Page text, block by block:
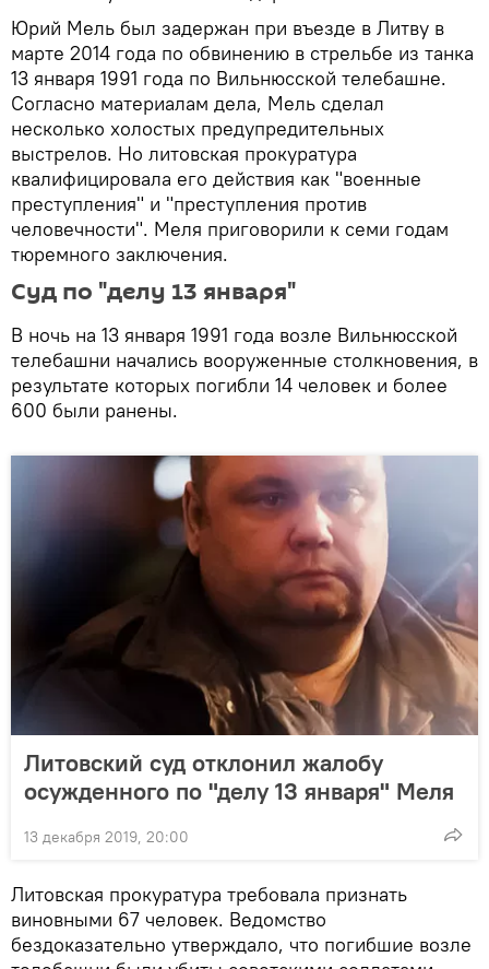
Юрий Мель был задержан при въезде в Литву в
марте 2014 года по обвинению в стрельбе из танка
13 января 1991 года по Вильнюсской телебашне.
Согласно материалам дела, Мель сделал
несколько холостых предупредительных
выстрелов. Но литовская прокуратура
квалифицировала его действия как "военные
преступления" и "преступления против
человечности". Меля приговорили к семи годам
тюремного заключения.
Суд по "делу 13 января"
В ночь на 13 января 1991 года возле Вильнюсской
телебашни начались вооруженные столкновения, в
результате которых погибли 14 человек и более
600 были ранены.
Литовский суд отклонил жалобу
осужденного по "делу 13 января" Меля
13 декабря 2019, 20:00
Литовская прокуратура требовала признать
виновными 67 человек. Ведомство
бездоказательно утверждало, что погибшие возле